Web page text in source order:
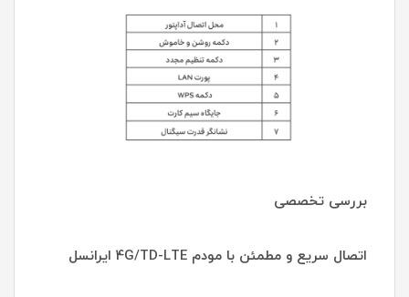
بررسی تخصصی
اتصال سریع و مطمئن با مودم 4G/TD-LTE ایرانسل